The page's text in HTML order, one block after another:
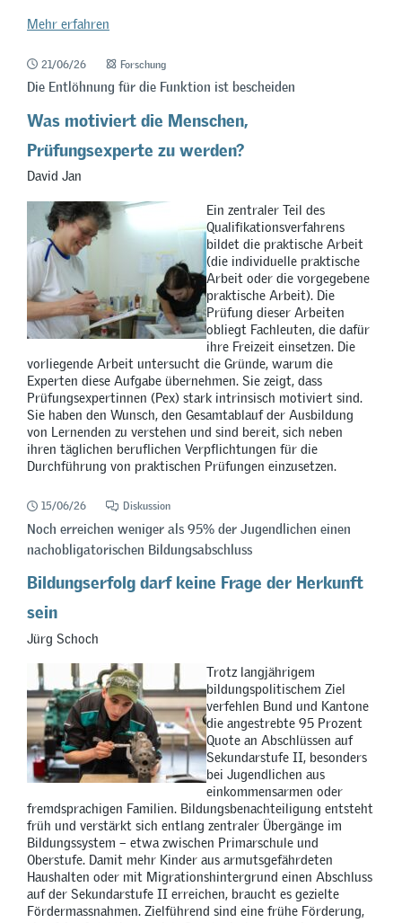
Mehr erfahren
21/06/26 Forschung
Die Entlöhnung für die Funktion ist bescheiden
Was motiviert die Menschen,
Prüfungsexperte zu werden?
David Jan
Ein zentraler Teil des
Qualifikationsverfahrens
bildet die praktische Arbeit
(die individuelle praktische
Arbeit oder die vorgegebene
praktische Arbeit). Die
Prüfung dieser Arbeiten
obliegt Fachleuten, die dafür
ihre Freizeit einsetzen. Die
vorliegende Arbeit untersucht die Gründe, warum die
Experten diese Aufgabe übernehmen. Sie zeigt, dass
Prüfungsexpertinnen (Pex) stark intrinsisch motiviert sind.
Sie haben den Wunsch, den Gesamtablauf der Ausbildung
von Lernenden zu verstehen und sind bereit, sich neben
ihren täglichen beruflichen Verpflichtungen für die
Durchführung von praktischen Prüfungen einzusetzen.
15/06/26 Diskussion
Noch erreichen weniger als 95% der Jugendlichen einen
nachobligatorischen Bildungsabschluss
Bildungserfolg darf keine Frage der Herkunft
sein
Jürg Schoch
Trotz langjährigem
bildungspolitischem Ziel
verfehlen Bund und Kantone
die angestrebte 95 Prozent
Quote an Abschlüssen auf
Sekundarstufe II, besonders
bei Jugendlichen aus
einkommensarmen oder
fremdsprachigen Familien. Bildungsbenachteiligung entsteht
früh und verstärkt sich entlang zentraler Übergänge im
Bildungssystem – etwa zwischen Primarschule und
Oberstufe. Damit mehr Kinder aus armutsgefährdeten
Haushalten oder mit Migrationshintergrund einen Abschluss
auf der Sekundarstufe II erreichen, braucht es gezielte
Fördermassnahmen. Zielführend sind eine frühe Förderung,